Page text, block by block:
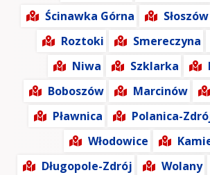
Ścinawka Górna
Słoszów
Roztoki
Smereczyna
Niwa
Szklarka
Boboszów
Marcinów
Pławnica
Polanica-
Włodowice
Długopole-Zdrój
Wolany